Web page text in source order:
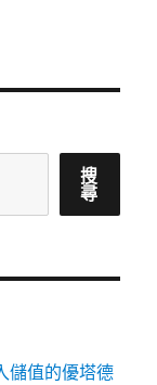
搜
尋
儲值的優塔德